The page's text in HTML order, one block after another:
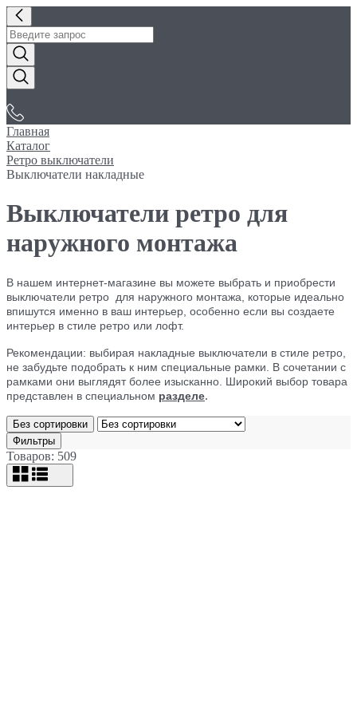
Главная
Каталог
Ретро выключатели
Выключатели накладные
Выключатели ретро для
наружного монтажа
В нашем интернет-магазине вы можете выбрать и приобрести
выключатели ретро для наружного монтажа, которые идеально
впишутся именно в ваш интерьер, особенно если вы создаете
интерьер в стиле ретро или лофт.
Рекомендации: выбирая накладные выключатели в стиле ретро,
не забудьте подобрать к ним специальные рамки. В сочетании с
рамками они выглядят более изысканно. Широкий выбор товара
представлен в специальном разделе.
Без сортировки
Фильтры
Товаров: 509